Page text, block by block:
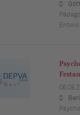
Berlin, München (Bayern),